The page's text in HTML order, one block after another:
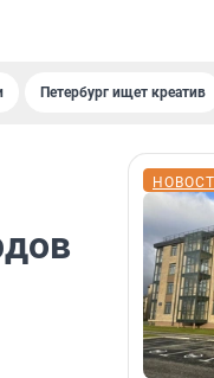
Петербург ищет креатив